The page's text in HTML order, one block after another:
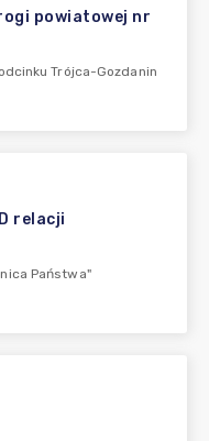
powiatowej nr
Trójca-Gozdanin
relacji
Państwa"